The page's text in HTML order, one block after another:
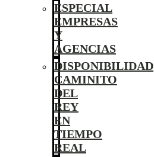
ESPECIAL
EMPRESAS
Y
AGENCIAS
DISPONIBILIDAD
CAMINITO
DEL
REY
EN
TIEMPO
REAL